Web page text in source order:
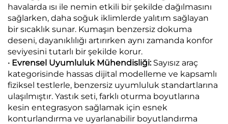
havalarda ısı ile nemin etkili bir şekilde dağılmasını
sağlarken, daha soğuk iklimlerde yalıtım sağlayan
bir sıcaklık sunar. Kumaşın benzersiz dokuma
deseni, dayanıklılığı artırırken aynı zamanda konfor
seviyesini tutarlı bir şekilde korur.
· Evrensel Uyumluluk Mühendisliği: Sayısız araç
kategorisinde hassas dijital modelleme ve kapsamlı
fiziksel testlerle, benzersiz uyumluluk standartlarına
ulaşılmıştır. Yastık seti, farklı oturma boyutlarına
kesin entegrasyon sağlamak için esnek
konturlandırma ve uyarlanabilir boyutlandırma